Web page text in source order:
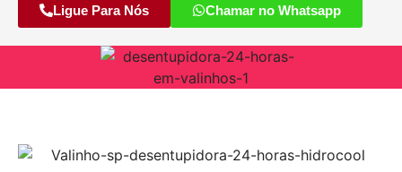
Ligue Para Nós Chamar no Whatsapp